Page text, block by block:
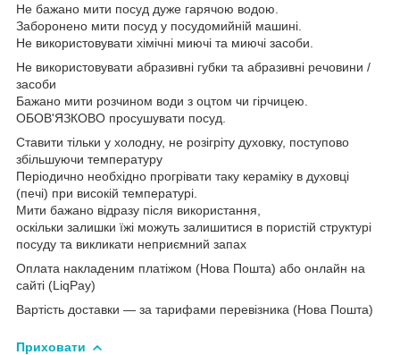
Не бажано мити посуд дуже гарячою водою.
Заборонено мити посуд у посудомийній машині.
Не використовувати хімічні миючі та миючі засоби.
Не використовувати абразивні губки та абразивні речовини /
засоби
Бажано мити розчином води з оцтом чи гірчицею.
ОБОВ'ЯЗКОВО просушувати посуд.
Ставити тільки у холодну, не розігріту духовку, поступово
збільшуючи температуру
Періодично необхідно прогрівати таку кераміку в духовці
(печі) при високій температурі.
Мити бажано відразу після використання,
оскільки залишки їжі можуть залишитися в пористій структурі
посуду та викликати неприємний запах
Оплата накладеним платіжом (Нова Пошта) або онлайн на
сайті (LiqPay)
Вартість доставки — за тарифами перевізника (Нова Пошта)
Приховати